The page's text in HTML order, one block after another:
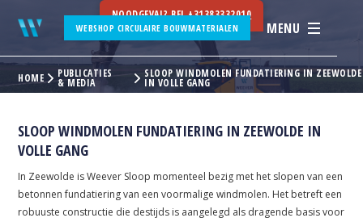
WEBSHOP CIRCULAIRE BOUWMATERIALEN MENU
NOODGEVAL? BEL+31383332010
HOME PUBLICATIES
& MEDIA
SLOOP WINDMOLEN FUNDATIERING IN ZEEWOLDE
IN VOLLE GANG
SLOOP WINDMOLEN FUNDATIERING IN ZEEWOLDE IN
VOLLE GANG
In Zeewolde is Weever Sloop momenteel bezig met het slopen van een
betonnen fundatiering van een voormalige windmolen. Het betreft een
robuuste constructie die destijds is aangelegd als dragende basis voor